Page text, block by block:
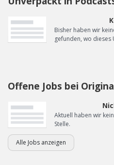
Bisher haben wir
gefunden, wo
Offene Jobs bei
Aktuell haben wir
Stelle.
Alle Jobs anzeigen